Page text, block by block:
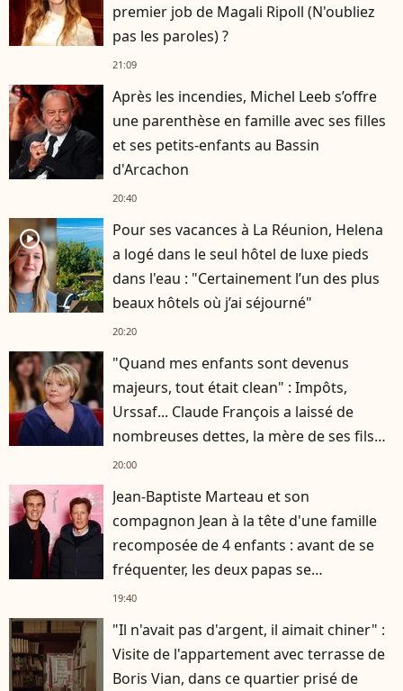
premier job de Magali Ripoll (N'oubliez
pas les paroles) ?
21:09
Après les incendies, Michel Leeb s’offre
une parenthèse en famille avec ses filles
et ses petits-enfants au Bassin
d'Arcachon
20:40
player2
Pour ses vacances à La Réunion, Helena
a logé dans le seul hôtel de luxe pieds
dans l'eau : "Certainement l’un des plus
beaux hôtels où j’ai séjourné"
20:20
"Quand mes enfants sont devenus
majeurs, tout était clean" : Impôts,
Urssaf... Claude François a laissé de
nombreuses dettes, la mère de ses fils
s'est occupée de tout
20:00
Jean-Baptiste Marteau et son
compagnon Jean à la tête d'une famille
recomposée de 4 enfants : avant de se
fréquenter, les deux papas se
connaissaient depuis des années
19:40
"Il n'avait pas d'argent, il aimait chiner" :
Visite de l'appartement avec terrasse de
Boris Vian, dans ce quartier prisé de